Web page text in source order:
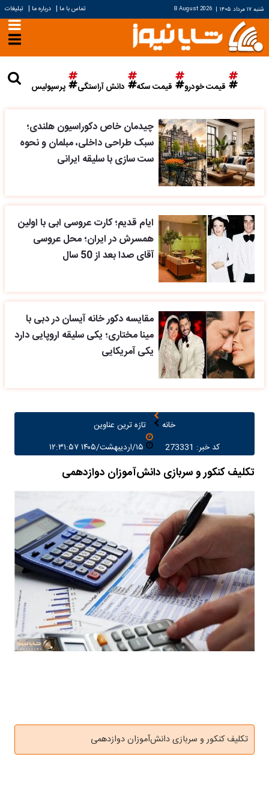
شنبه ۱۷ مرداد ۱۴۰۵ |
8 August 2026 تماس با ما | درباره ما | تبلیغات
قیمت خودرو قیمت سکه دانش آراستگی پرسپولیس
چیدمان خاص دکوراسیون هلندی؛
سبک طراحی داخلی، مبلمان و نحوه
ست سازی با سلیقه ایرانی
ایام قدیم؛ کارت عروسی ابی با اولین
همسرش در ایران؛ محل عروسی
آقای صدا بعد از 50 سال
مقایسه دکور خانه آیسان در دبی با
مینا مختاری؛ یکی سلیقه اروپایی دارد
یکی آمریکایی
خانه
تازه ترین عناوین
کد خبر: 273331
تکلیف کنکور و سربازی دانش‌آموزان دوازدهمی
تکلیف کنکور و سربازی دانش‌آموزان دوازدهمی